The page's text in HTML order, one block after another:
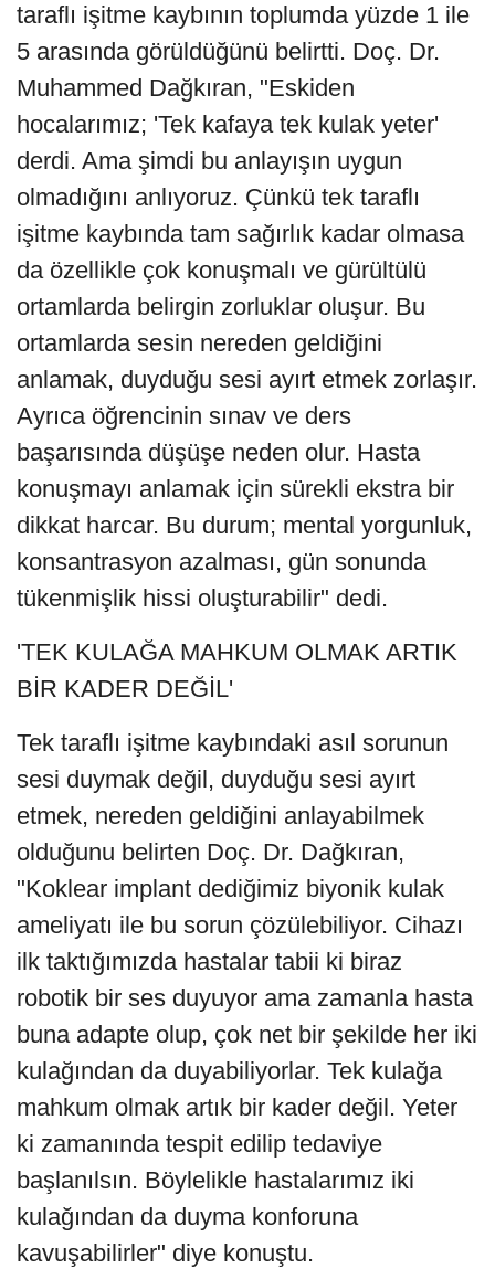
taraflı işitme kaybının toplumda yüzde 1 ile
5 arasında görüldüğünü belirtti. Doç. Dr.
Muhammed Dağkıran, "Eskiden
hocalarımız; 'Tek kafaya tek kulak yeter'
derdi. Ama şimdi bu anlayışın uygun
olmadığını anlıyoruz. Çünkü tek taraflı
işitme kaybında tam sağırlık kadar olmasa
da özellikle çok konuşmalı ve gürültülü
ortamlarda belirgin zorluklar oluşur. Bu
ortamlarda sesin nereden geldiğini
anlamak, duyduğu sesi ayırt etmek zorlaşır.
Ayrıca öğrencinin sınav ve ders
başarısında düşüşe neden olur. Hasta
konuşmayı anlamak için sürekli ekstra bir
dikkat harcar. Bu durum; mental yorgunluk,
konsantrasyon azalması, gün sonunda
tükenmişlik hissi oluşturabilir" dedi.
'TEK KULAĞA MAHKUM OLMAK ARTIK
BİR KADER DEĞİL'
Tek taraflı işitme kaybındaki asıl sorunun
sesi duymak değil, duyduğu sesi ayırt
etmek, nereden geldiğini anlayabilmek
olduğunu belirten Doç. Dr. Dağkıran,
"Koklear implant dediğimiz biyonik kulak
ameliyatı ile bu sorun çözülebiliyor. Cihazı
ilk taktığımızda hastalar tabii ki biraz
robotik bir ses duyuyor ama zamanla hasta
buna adapte olup, çok net bir şekilde her iki
kulağından da duyabiliyorlar. Tek kulağa
mahkum olmak artık bir kader değil. Yeter
ki zamanında tespit edilip tedaviye
başlanılsın. Böylelikle hastalarımız iki
kulağından da duyma konforuna
kavuşabilirler" diye konuştu.